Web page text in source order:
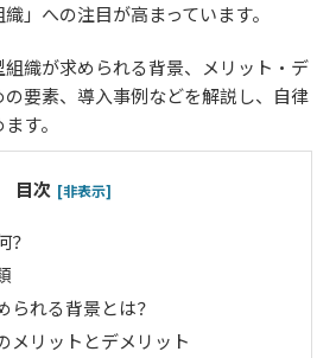
」への注目が高まっています。
織が求められる背景、メリット・デ
要素、導入事例などを解説し、自律
す。
目次 [非表示]
？
られる背景とは？
メリットとデメリット